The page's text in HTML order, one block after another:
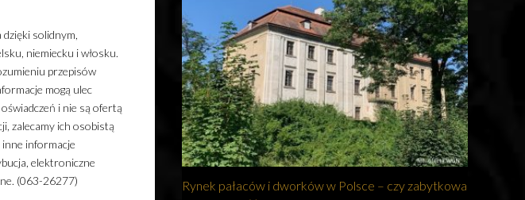
solidnym,
niemiecku i włosku.
przepisów
mogą ulec
i nie są ofertą
zalecamy ich osobistą
informacje
elektroniczne
(063-26277)
Rynek pałaców i dworków w Polsce – czy zabytkowa